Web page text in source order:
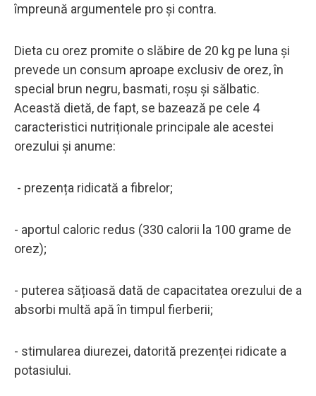
împreună argumentele pro și contra.
Dieta cu orez promite o slăbire de 20 kg pe luna și
prevede un consum aproape exclusiv de orez, în
special brun negru, basmati, roșu și sălbatic.
Această dietă, de fapt, se bazează pe cele 4
caracteristici nutriționale principale ale acestei
orezului și anume:
- prezența ridicată a fibrelor;
- aportul caloric redus (330 calorii la 100 grame de
orez);
- puterea sățioasă dată de capacitatea orezului de a
absorbi multă apă în timpul fierberii;
- stimularea diurezei, datorită prezenței ridicate a
potasiului.